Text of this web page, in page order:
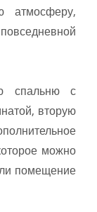
атмосферу,
спальню с
вторую
можно
помещение